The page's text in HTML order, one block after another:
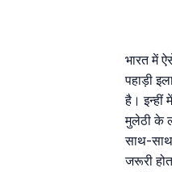
भारत में
पहाड़ी
है। इन्हीं
मुलेठी के
साथ-साथ
जरूरी